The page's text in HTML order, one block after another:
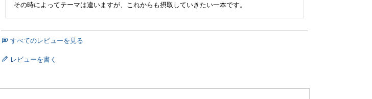
その時によってテーマは違いますが、これからも摂取していきたい一本です。
すべてのレビューを見る
レビューを書く